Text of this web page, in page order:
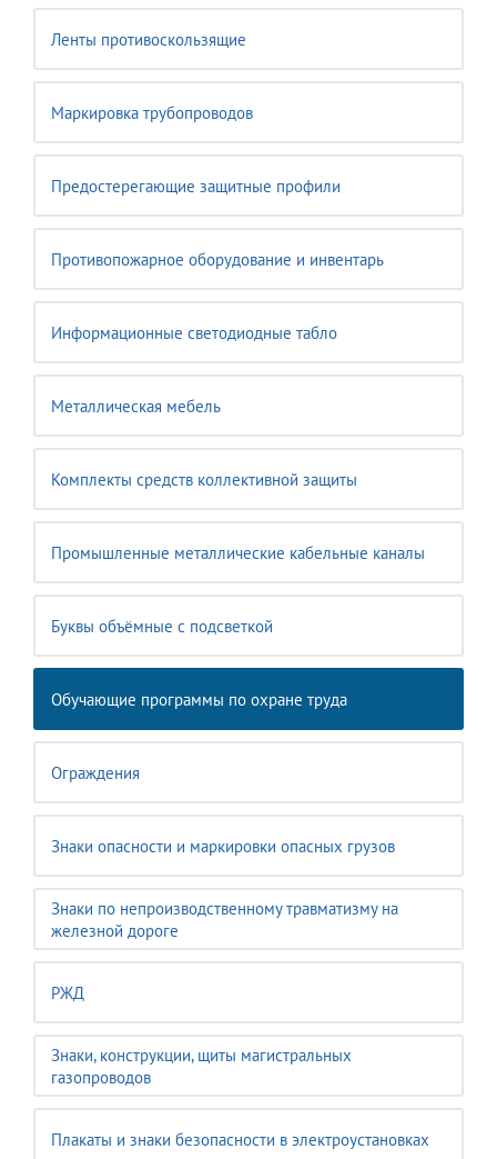
Ленты противоскользящие
Маркировка трубопроводов
Предостерегающие защитные профили
Противопожарное оборудование и инвентарь
Информационные светодиодные табло
Металлическая мебель
Комплекты средств коллективной защиты
Промышленные металлические кабельные каналы
Буквы объёмные с подсветкой
Обучающие программы по охране труда
Ограждения
Знаки опасности и маркировки опасных грузов
Знаки по непроизводственному травматизму на
железной дороге
РЖД
Знаки, конструкции, щиты магистральных
газопроводов
Плакаты и знаки безопасности в электроустановках